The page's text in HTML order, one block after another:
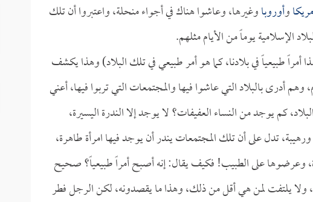
وأوروباوغيرها، وعاشوا هناك في أجواء منحلة، واعتبروا أن تلك
الإسلامية يوماً من الأيام مثلهم.
طبيعياً في بلادنا، كما هو أمر طبيعي في تلك البلاد) وهذا يكشف
أدرى بالبلاد التي عاشوا فيها والمجتمعات التي تربوا فيها، أعني
كم يوجد من النساء العفيفات؟ لا يوجد إلا الندرة اليسيرة،
تدل على أن تلك المجتمعات يندر أن يوجد فيها امرأة طاهرة،
وعرضوها على الطبيب! فكيف يقال: إنه أصبح أمراً طبيعياً؟ صحيح
ولا يلتفت لمن هي أقل من ذلك، وهذا ما يقصدونه، لكن الرجل فطر